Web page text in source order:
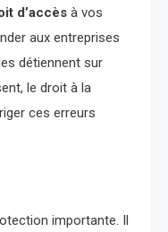
d’accès à vos
aux entreprises
détiennent sur
le droit à la
ces erreurs
importante. Il